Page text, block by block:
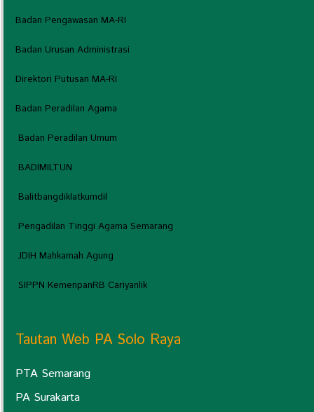
Badan Pengawasan MA-RI
Badan Urusan Administrasi
Direktori Putusan MA-RI
Badan Peradilan Agama
Badan Peradilan Umum
BADIMILTUN
Balitbangdiklatkumdil
Pengadilan Tinggi Agama Semarang
JDIH Mahkamah Agung
SIPPN KemenpanRB Cariyanlik
Tautan Web PA Solo Raya
PTA Semarang
PA Surakarta